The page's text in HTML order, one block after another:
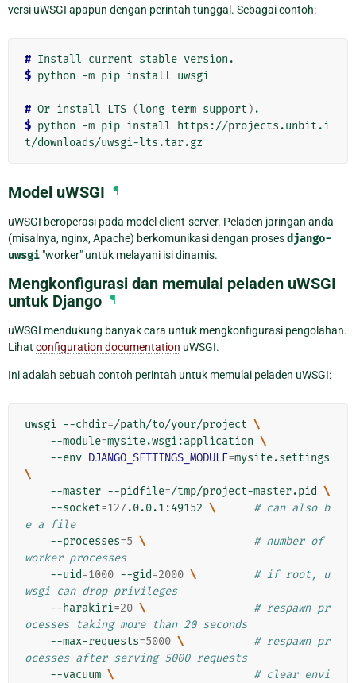
versi uWSGI apapun dengan perintah tunggal. Sebagai contoh:
# Install current stable
$ python -m pip install uwsgi
# Or install LTS (long term support )
$ python -m pip install
https://projects.unbit.i
Model uWSGI ¶
uWSGI beroperasi pada model client-server. Peladen jaringan anda
(misalnya, nginx, Apache) berkomunikasi dengan prosesdjango-
uwsgi "worker" untuk melayani isi dinamis.
Mengkonfigurasi dan memulai peladen uWSGI
untuk Django ¶
uWSGI mendukung banyak cara untuk mengkonfigurasi pengolahan.
Lihat configuration documentation uWSGI.
Ini adalah sebuah contoh perintah untuk memulai peladen uWSGI:
uwsgi --chdir=/path/to/your/project \
--module=mysite.wsgi:application \
--env DJANGO_SETTINGS_MODULE=mysite.settings
\
--master --pidfile=/tmp/project-master.pid \
--socket=127 .0.0.1:49152 \
# can also b
e a file
--processes=5 \
# number of
worker processes
--uid=1000 --gid=2000 \
# if root, u
wsgi can drop privileges
--harakiri=20 \
# respawn pr
ocesses taking more than 20 seconds
--max-requests=5000 \
# respawn pr
ocesses after serving 5000 requests
--vacuum \
# clear envi